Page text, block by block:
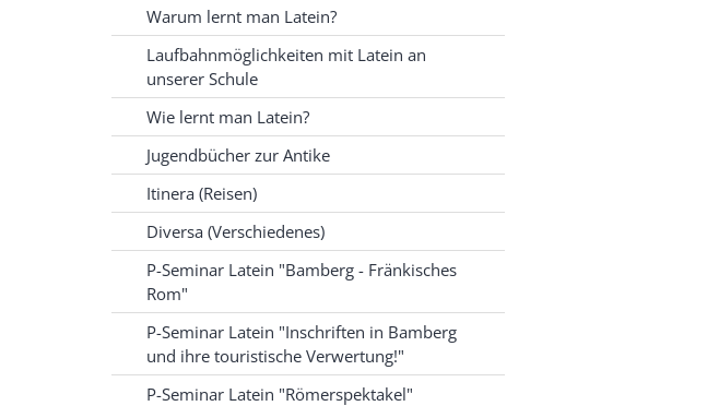
Warum lernt man Latein?
Laufbahnmöglichkeiten mit Latein an
unserer Schule
Wie lernt man Latein?
Jugendbücher zur Antike
Itinera (Reisen)
Diversa (Verschiedenes)
P-Seminar Latein "Bamberg - Fränkisches
Rom"
P-Seminar Latein "Inschriften in Bamberg
und ihre touristische Verwertung!"
P-Seminar Latein "Römerspektakel"